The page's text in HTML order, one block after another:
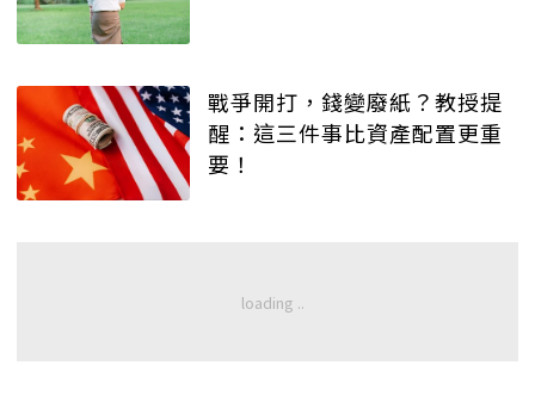
戰爭開打，錢變廢紙？教授提
醒：這三件事比資產配置更重
要！